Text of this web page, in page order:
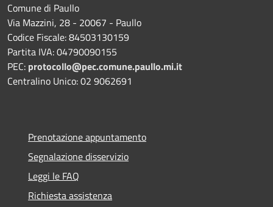
Comune di Paullo
Via Mazzini, 28 - 20067 - Paullo
Codice Fiscale: 84503130159
Partita IVA: 04790090155
PEC: protocollo@pec.comune.paullo.mi.it
Centralino Unico: 02 9062691
Prenotazione appuntamento
Segnalazione disservizio
Leggi le FAQ
Richiesta assistenza